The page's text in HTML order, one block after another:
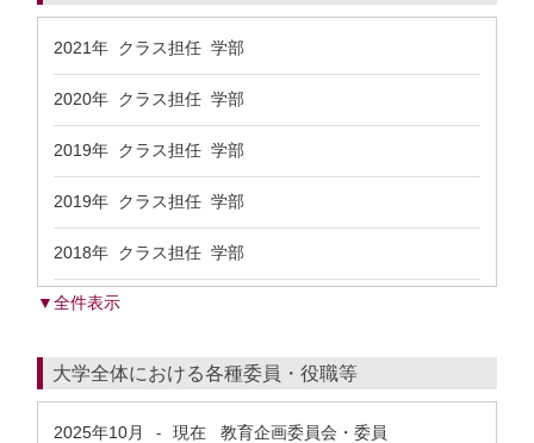
2021年 クラス担任 学部
2020年 クラス担任 学部
2019年 クラス担任 学部
2019年 クラス担任 学部
2018年 クラス担任 学部
▼全件表示
大学全体における各種委員・役職等
2025年10月 - 現在 教育企画委員会・委員